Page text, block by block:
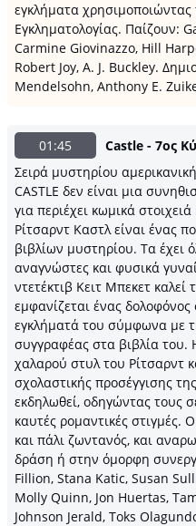
εγκλήματα
Εγκληματολογίας. Παίζουν:
Carmine Giovinazzo, Hill
Robert Joy, A. J. Buckley.
Mendelsohn, Anthony E.
01:45
Castle - 7ος
Σειρά μυστηρίου
CASTLE δεν είναι μια
για περιέχει κωμικά
Ρίτσαρντ Καστλ είναι ένας
βιβλίων μυστηρίου. Τα έχει
αναγνώστες και φυσικά
ντετέκτιβ Κειτ Μπεκετ
εμφανίζεται ένας δολοφόνος
εγκλήματά του σύμφωνα με
συγγραφέας στα βιβλία του.
χαλαρού στυλ του Ρίτσαρντ
σχολαστικής προσέγγισης
εκδηλωθεί, οδηγώντας τους
καυτές ρομαντικές στιγμές.
και πάλι ζωντανός, και
δράση ή στην όμορφη
Fillion, Stana Katic, Susan
Molly Quinn, Jon Huertas,
Johnson Jerald, Toks